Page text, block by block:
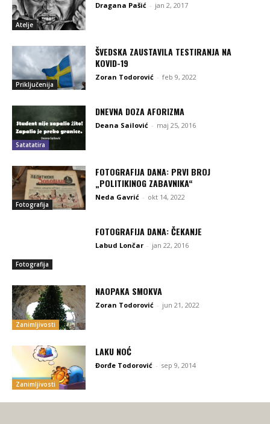
Atelje
Dragana Pašić - jan 2, 2017
Priključenija
ŠVEDSKA ZAUSTAVILA TESTIRANJA NA
KOVID-19
Zoran Todorović - feb 9, 2022
Satatatira
DNEVNA DOZA AFORIZMA
Deana Sailović - maj 25, 2016
Fotografija
FOTOGRAFIJA DANA: PRVI BROJ
„POLITIKINOG ZABAVNIKA“
Neda Gavrić - okt 14, 2022
Fotografija
FOTOGRAFIJA DANA: ČEKANJE
Labud Lončar - jan 22, 2016
Zanimljivosti
NAOPAKA SMOKVA
Zoran Todorović - jun 21, 2022
Zanimljivosti
LAKU NOĆ
Đorđe Todorović - sep 9, 2014